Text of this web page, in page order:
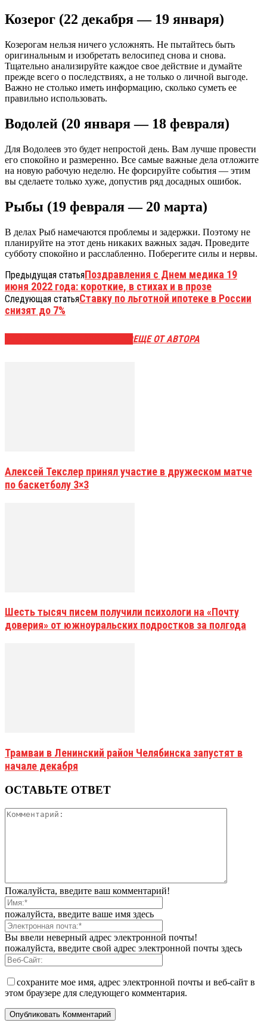
Козерог (22 декабря — 19 января)
Козерогам нельзя ничего усложнять. Не пытайтесь быть
оригинальным и изобретать велосипед снова и снова.
Тщательно анализируйте каждое свое действие и думайте
прежде всего о последствиях, а не только о личной выгоде.
Важно не столько иметь информацию, сколько суметь ее
правильно использовать.
Водолей (20 января — 18 февраля)
Для Водолеев это будет непростой день. Вам лучше провести
его спокойно и размеренно. Все самые важные дела отложите
на новую рабочую неделю. Не форсируйте события — этим
вы сделаете только хуже, допустив ряд досадных ошибок.
Рыбы (19 февраля — 20 марта)
В делах Рыб намечаются проблемы и задержки. Поэтому не
планируйте на этот день никаких важных задач. Проведите
субботу спокойно и расслабленно. Поберегите силы и нервы.
Предыдущая статьяПоздравления с Днем медика 19
июня 2022 года: короткие, в стихах и в прозе
Следующая статьяСтавку по льготной ипотеке в России
снизят до 7%
ЕЩЕ ОТ АВТОРА
Алексей Текслер принял участие в дружеском матче
по баскетболу 3×3
Шесть тысяч писем получили психологи на «Почту
доверия» от южноуральских подростков за полгода
Трамваи в Ленинский район Челябинска запустят в
начале декабря
ОСТАВЬТЕ ОТВЕТ
Пожалуйста, введите ваш комментарий!
пожалуйста, введите ваше имя здесь
Вы ввели неверный адрес электронной почты!
пожалуйста, введите свой адрес электронной почты здесь
сохраните мое имя, адрес электронной почты и веб-сайт в
этом браузере для следующего комментария.